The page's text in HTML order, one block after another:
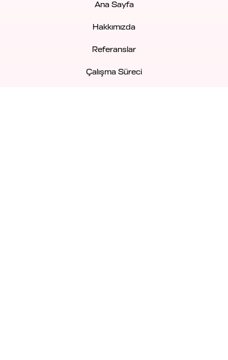
Ana Sayfa
Hakkımızda
Referanslar
Çalışma Süreci